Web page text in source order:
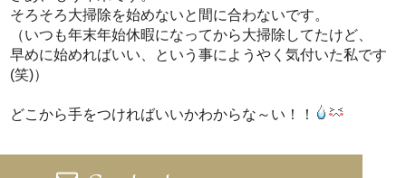
そろそろ大掃除を始めないと間に合わないです。
（いつも年末年始休暇になってから大掃除してたけど、
早めに始めればいい、という事にようやく気付いた私です
(笑)）
どこから手をつければいいかわからな～い！！